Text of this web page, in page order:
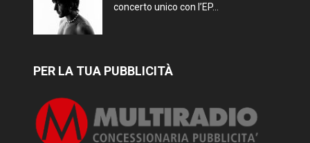
concerto unico con l’EP...
PER LA TUA PUBBLICITÀ